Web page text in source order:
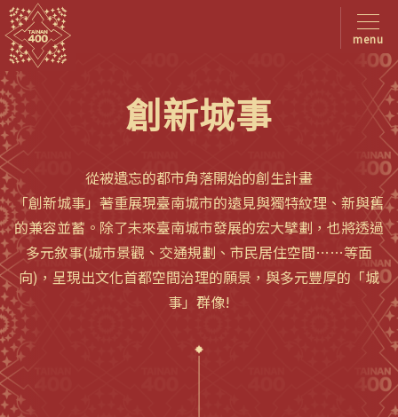
menu
創新城事
從被遺忘的都市角落開始的創生計畫
「創新城事」著重展現臺南城市的遠見與獨特紋理、新與舊
的兼容並蓄。除了未來臺南城市發展的宏大擘劃，也將透過
多元敘事(城市景觀、交通規劃、市民居住空間……等面
向)，呈現出文化首都空間治理的願景，與多元豐厚的「城
事」群像!